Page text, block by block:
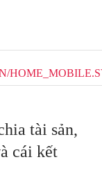
tài sản,
cái kết